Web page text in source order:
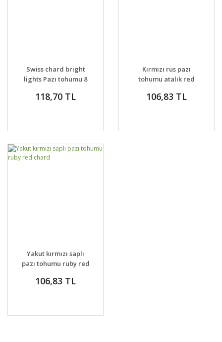
Swiss chard bright
lights Pazı tohumu 8
118,70 TL
Kırmızı rus pazı
tohumu atalık red
106,83 TL
Yakut kırmızı saplı
pazı tohumu ruby red
106,83 TL